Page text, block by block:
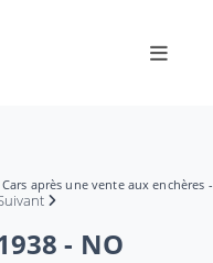
après une vente aux enchères -
- NO